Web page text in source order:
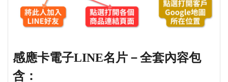
感應卡電子LINE名片－全套內容包
含：